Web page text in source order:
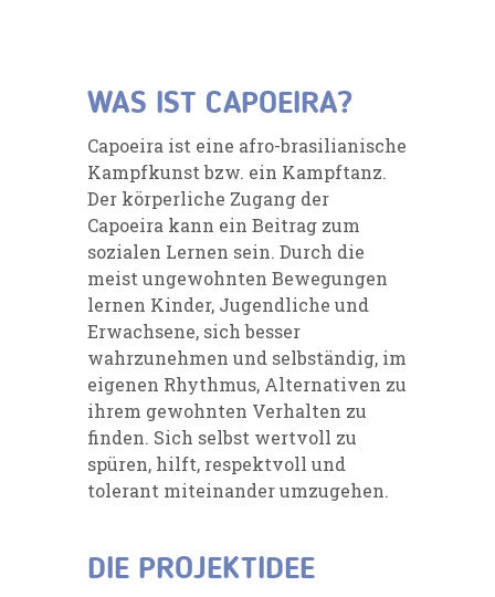
WAS IST CAPOEIRA?
Capoeira ist eine afro-brasilianische
Kampfkunst bzw. ein Kampftanz.
Der körperliche Zugang der
Capoeira kann ein Beitrag zum
sozialen Lernen sein. Durch die
meist ungewohnten Bewegungen
lernen Kinder, Jugendliche und
Erwachsene, sich besser
wahrzunehmen und selbständig, im
eigenen Rhythmus, Alternativen zu
ihrem gewohnten Verhalten zu
finden. Sich selbst wertvoll zu
spüren, hilft, respektvoll und
tolerant miteinander umzugehen.
DIE PROJEKTIDEE